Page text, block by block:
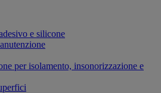
e silicone
per isolamento, insonorizzazione e